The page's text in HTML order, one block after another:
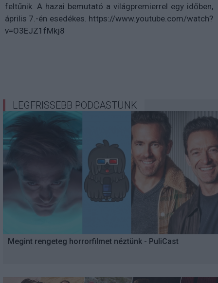
feltűnik. A hazai bemutató a világpremierrel egy időben,
április 7.-én esedékes. https://www.youtube.com/watch?
v=O3EJZ1fMkj8
LEGFRISSEBB PODCASTÜNK
Megint rengeteg horrorfilmet néztünk - PuliCast